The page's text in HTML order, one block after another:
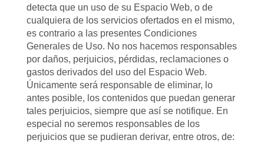
detecta que un uso de su Espacio Web, o de
cualquiera de los servicios ofertados en el mismo,
es contrario a las presentes Condiciones
Generales de Uso. No nos hacemos responsables
por daños, perjuicios, pérdidas, reclamaciones o
gastos derivados del uso del Espacio Web.
Únicamente será responsable de eliminar, lo
antes posible, los contenidos que puedan generar
tales perjuicios, siempre que así se notifique. En
especial no seremos responsables de los
perjuicios que se pudieran derivar, entre otros, de: